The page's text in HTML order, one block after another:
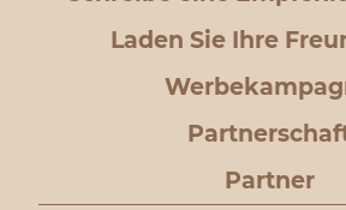
Laden Sie Ihre
Partner